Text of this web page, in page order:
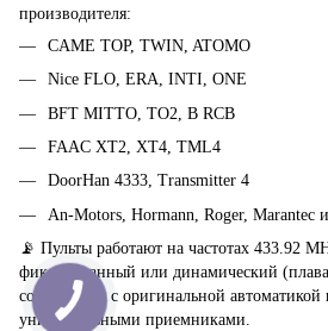
производителя:
CAME TOP, TWIN, ATOMO
Nice FLO, ERA, INTI, ONE
BFT MITTO, TO2, B RCB
FAAC XT2, XT4, TML4
DoorHan 4333, Transmitter 4
An-Motors, Hormann, Roger, Marantec
📡 Пульты работают на частотах 433.92
фиксированный или динамический
совместимы с оригинальной
универсальными приемниками.